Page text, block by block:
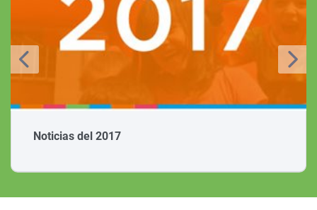
Noticias del 2017